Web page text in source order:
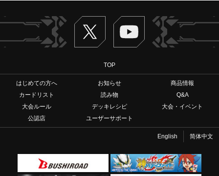
Twitter ヴァンガードch
TOP
はじめての方へ お知らせ
商品情報
カードリスト
読み物
Q&A
大会ルール
デッキレシピ
大会・イベント
公認店
ユーザーサポート
English 简体中文